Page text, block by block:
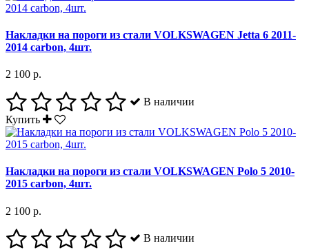
Накладки на пороги из стали VOLKSWAGEN Jetta 6 2011-
2014 carbon, 4шт.
2 100 р.
В наличии
Купить
Накладки на пороги из стали VOLKSWAGEN Polo 5 2010-
2015 carbon, 4шт.
2 100 р.
В наличии